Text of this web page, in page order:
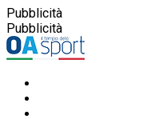
Pubblicità
Pubblicità